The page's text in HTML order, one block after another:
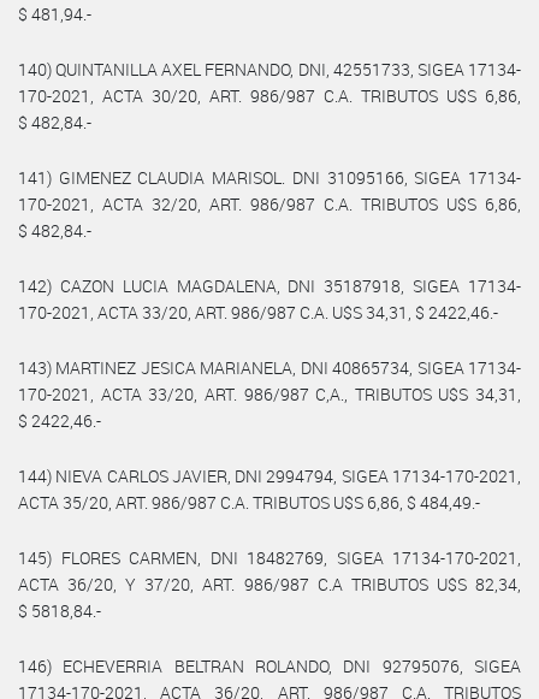
$ 481,94.-
140) QUINTANILLA AXEL FERNANDO, DNI, 42551733, SIGEA 17134-
170-2021, ACTA 30/20, ART. 986/987 C.A. TRIBUTOS U$S 6,86,
$ 482,84.-
141) GIMENEZ CLAUDIA MARISOL. DNI 31095166, SIGEA 17134-
170-2021, ACTA 32/20, ART. 986/987 C.A. TRIBUTOS U$S 6,86,
$ 482,84.-
142) CAZON LUCIA MAGDALENA, DNI 35187918, SIGEA 17134-
170-2021, ACTA 33/20, ART. 986/987 C.A. U$S 34,31, $ 2422,46.-
143) MARTINEZ JESICA MARIANELA, DNI 40865734, SIGEA 17134-
170-2021, ACTA 33/20, ART. 986/987 C,A., TRIBUTOS U$S 34,31,
$ 2422,46.-
144) NIEVA CARLOS JAVIER, DNI 2994794, SIGEA 17134-170-2021,
ACTA 35/20, ART. 986/987 C.A. TRIBUTOS U$S 6,86, $ 484,49.-
145) FLORES CARMEN, DNI 18482769, SIGEA 17134-170-2021,
ACTA 36/20, Y 37/20, ART. 986/987 C.A TRIBUTOS U$S 82,34,
$ 5818,84.-
146) ECHEVERRIA BELTRAN ROLANDO, DNI 92795076, SIGEA
17134-170-2021, ACTA 36/20, ART. 986/987 C.A. TRIBUTOS